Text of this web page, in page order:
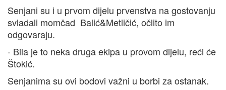
Senjani su i u prvom dijelu prvenstva na gostovanju
svladali momčad Balić&Metličić, očlito im
odgovaraju.
- Bila je to neka druga ekipa u provom dijelu, reći će
Štokić.
Senjanima su ovi bodovi važni u borbi za ostanak.